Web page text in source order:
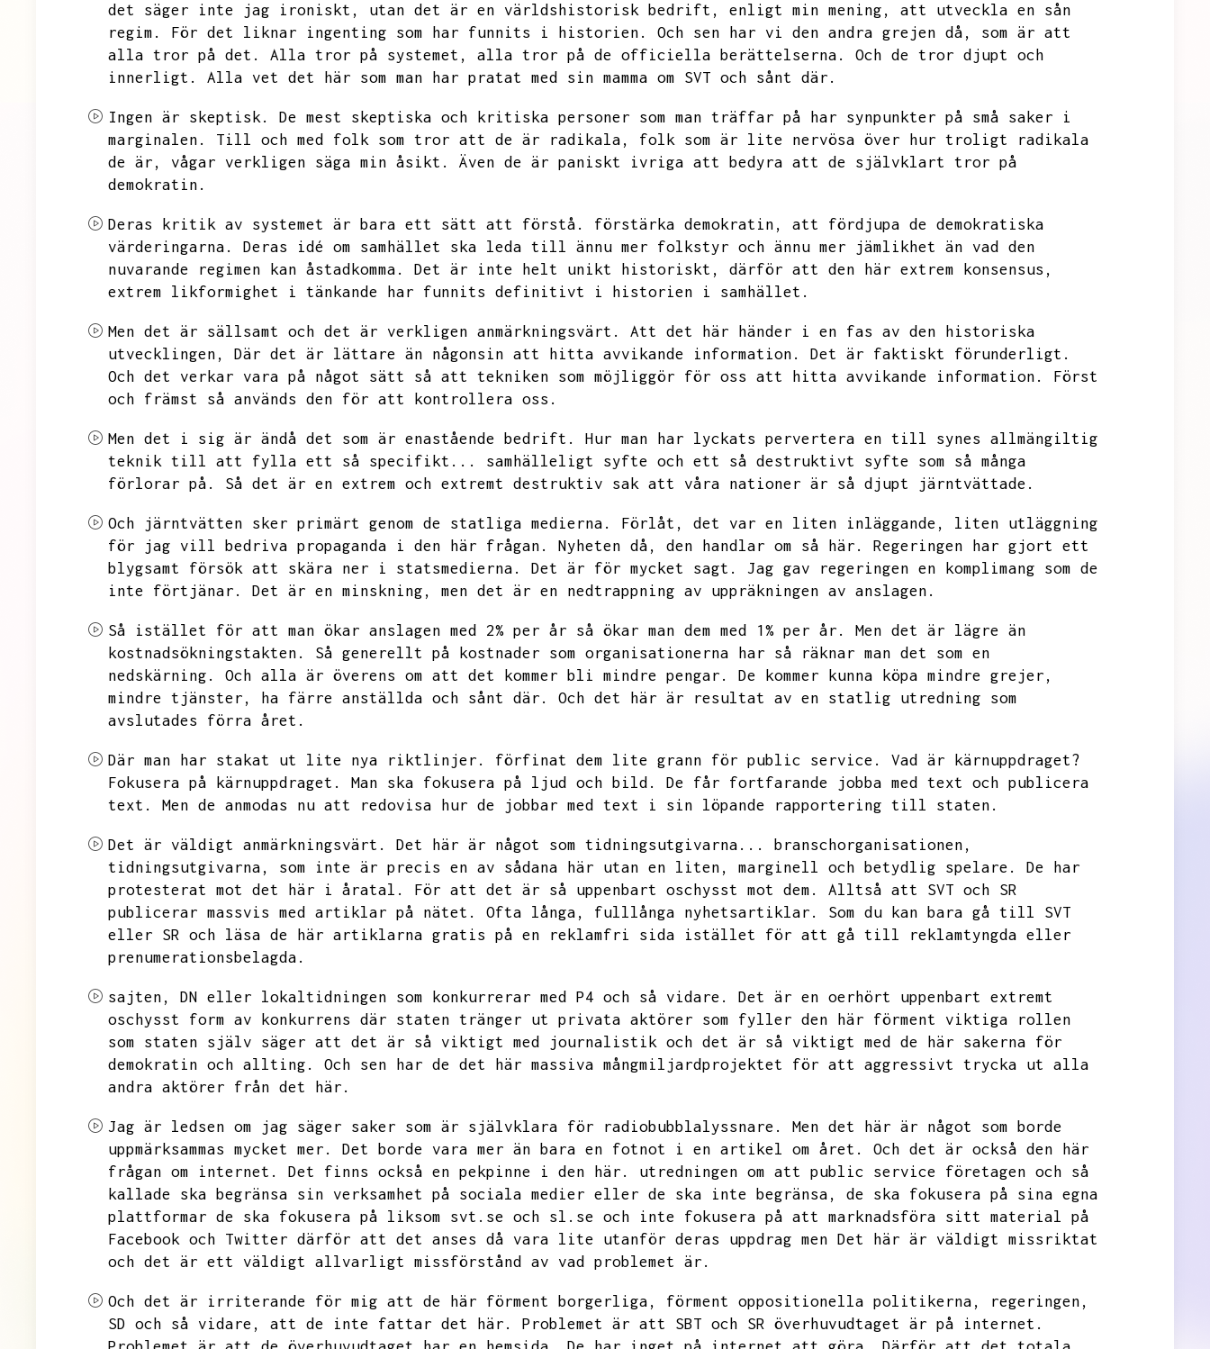
det säger inte jag ironiskt,
utan det är en världshistorisk bedrift, enligt min mening,
att utveckla en sån
regim.
För det liknar ingenting som har funnits i historien. Och sen har vi den andra grejen då,
som är att
alla tror på det.
Alla tror på systemet, alla tror på de officiella berättelserna.
Och de tror djupt och
innerligt.
Alla vet det här som man har pratat med sin mamma om SVT och sånt där.
Ingen är skeptisk.
De mest skeptiska och kritiska personer som man träffar på har synpunkter på små saker i
marginalen.
Till och med folk som tror att de är radikala,
folk som är lite nervösa över hur troligt radikala
de är,
vågar verkligen säga min åsikt.
Även de är paniskt ivriga att bedyra att de självklart tror på
demokratin.
Deras kritik av systemet är bara ett sätt att förstå. förstärka demokratin,
att fördjupa de demokratiska
värderingarna.
Deras idé om samhället ska leda till ännu mer folkstyr och ännu mer jämlikhet än vad den
nuvarande regimen kan åstadkomma.
Det är inte helt unikt historiskt,
därför att den här extrem konsensus,
extrem likformighet i tänkande har funnits definitivt i historien i samhället.
Men det är sällsamt och det är verkligen anmärkningsvärt.
Att det här händer i en fas av den historiska
utvecklingen,
Där det är lättare än någonsin att hitta avvikande information.
Det är faktiskt förunderligt.
Och det verkar vara på något sätt så att tekniken som möjliggör för oss att hitta avvikande information.
Först
och främst så används den för att kontrollera oss.
Men det i sig är ändå det som är enastående bedrift.
Hur man har lyckats pervertera en till synes allmängiltig
teknik till att fylla ett så specifikt...
samhälleligt syfte och ett så destruktivt syfte som så många
förlorar på.
Så det är en extrem och extremt destruktiv sak att våra nationer är så djupt järntvättade.
Och järntvätten sker primärt genom de statliga medierna. Förlåt, det var en liten inläggande,
liten utläggning
för jag vill bedriva propaganda i den här frågan.
Nyheten då, den handlar om så här.
Regeringen har gjort ett
blygsamt försök att skära ner i statsmedierna.
Det är för mycket sagt.
Jag gav regeringen en komplimang som de
inte förtjänar.
Det är en minskning, men det är en nedtrappning av uppräkningen av anslagen.
Så istället för att man ökar anslagen med 2% per år så ökar man dem med 1% per år.
Men det är lägre än
kostnadsökningstakten.
Så generellt på kostnader som organisationerna har så räknar man det som en
nedskärning.
Och alla är överens om att det kommer bli mindre pengar.
De kommer kunna köpa mindre grejer,
mindre tjänster,
ha färre anställda och sånt där.
Och det här är resultat av en statlig utredning som
avslutades förra året.
Där man har stakat ut lite nya riktlinjer. förfinat dem lite grann för public service.
Vad är kärnuppdraget?
Fokusera på kärnuppdraget.
Man ska fokusera på ljud och bild.
De får fortfarande jobba med text och publicera
text.
Men de anmodas nu att redovisa hur de jobbar med text i sin löpande rapportering till staten.
Det är väldigt anmärkningsvärt. Det här är något som tidningsutgivarna...
branschorganisationen,
tidningsutgivarna,
som inte är precis en av sådana här utan en liten, marginell och betydlig spelare.
De har
protesterat mot det här i åratal.
För att det är så uppenbart oschysst mot dem. Alltså att
SVT och SR
publicerar massvis med artiklar på nätet.
Ofta långa, fulllånga nyhetsartiklar. Som du kan bara gå till
SVT
eller SR och läsa de här artiklarna gratis på en reklamfri sida istället för att gå till reklamtyngda eller
prenumerationsbelagda.
sajten, DN eller lokaltidningen som konkurrerar med P4 och så vidare.
Det är en oerhört uppenbart extremt
oschysst form av konkurrens där staten tränger ut privata aktörer som fyller den här förment viktiga rollen
som staten själv säger att det är så viktigt med journalistik och det är så viktigt med de här sakerna för
demokratin och allting.
Och sen har de det här massiva mångmiljardprojektet för att aggressivt trycka ut alla
andra aktörer från det här.
Jag är ledsen om jag säger saker som är självklara för radiobubblalyssnare.
Men det här är något som borde
uppmärksammas mycket mer.
Det borde vara mer än bara en fotnot i en artikel om året.
Och det är också den här
frågan om internet.
Det finns också en pekpinne i den här.
utredningen om att public service företagen och så
kallade ska begränsa sin verksamhet på sociala medier eller de ska inte begränsa,
de ska fokusera på sina egna
plattformar de ska fokusera på liksom svt.se och sl.se och inte fokusera på att marknadsföra sitt material på
Facebook och Twitter därför att det anses då vara lite utanför deras uppdrag men Det här är väldigt missriktat
och det är ett väldigt allvarligt missförstånd av vad problemet är.
Och det är irriterande för mig att de här förment borgerliga, förment oppositionella politikerna,
regeringen,
SD och så vidare,
att de inte fattar det här.
Problemet är att SBT och SR överhuvudtaget är på internet.